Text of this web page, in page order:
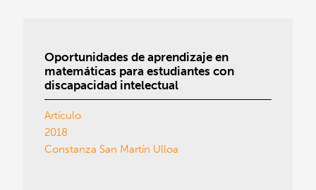
Oportunidades de aprendizaje en
matemáticas para estudiantes con
discapacidad intelectual
Artículo
2018
Constanza San Martín Ulloa